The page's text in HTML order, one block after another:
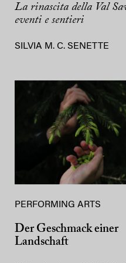
La rinascita della Val
eventi e sentieri
SILVIA M. C. SENETTE
PERFORMING ARTS
Der Geschmack einer
Landschaft